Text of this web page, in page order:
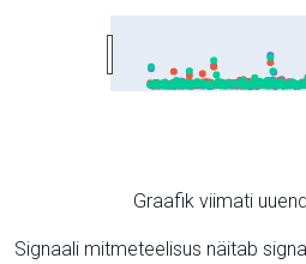
Graafik viimati
Signaali mitmeteelisus näitab